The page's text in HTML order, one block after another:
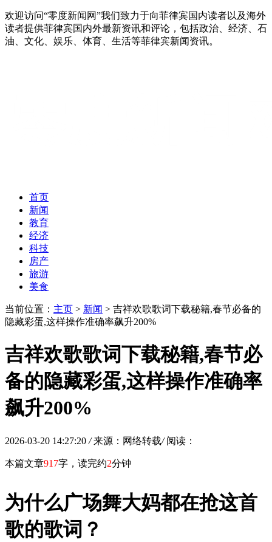
欢迎访问“零度新闻网”我们致力于向菲律宾国内读者以及海外
读者提供菲律宾国内外最新资讯和评论，包括政治、经济、石
油、文化、娱乐、体育、生活等菲律宾新闻资讯。
首页
新闻
教育
经济
科技
房产
旅游
美食
当前位置： 主页 > 新闻 > 吉祥欢歌歌词下载秘籍,春节必备的
隐藏彩蛋,这样操作准确率飙升200%
吉祥欢歌歌词下载秘籍,春节必
备的隐藏彩蛋,这样操作准确率
飙升200%
2026-03-20 14:27:20 / 来源：网络转载/ 阅读：
本篇文章917字，读完约2分钟
为什么广场舞大妈都在抢这首
歌的歌词？